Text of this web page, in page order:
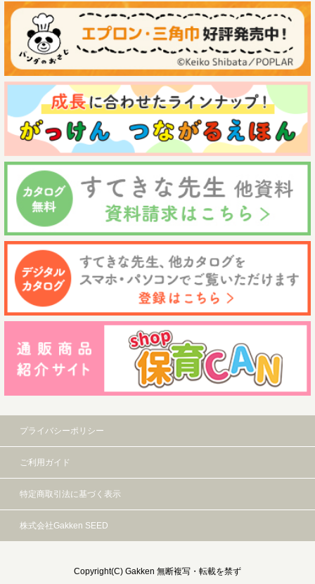
プライバシーポリシー
ご利用ガイド
特定商取引法に基づく表示
株式会社Gakken SEED
Copyright(C) Gakken 無断複写・転載を禁ず